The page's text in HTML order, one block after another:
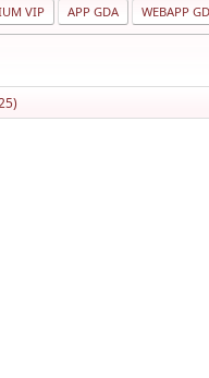
VIP APP GDA WEBAPP